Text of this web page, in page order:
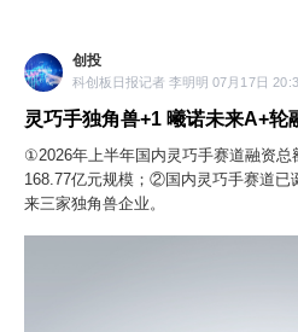
创投
科创板日报记者 李明明 07月17日
灵巧手独角兽+1 曦诺未来A+轮
①2026年上半年国内灵巧手赛道融资总
168.77亿元规模；②国内灵巧手赛道已
来三家独角兽企业。